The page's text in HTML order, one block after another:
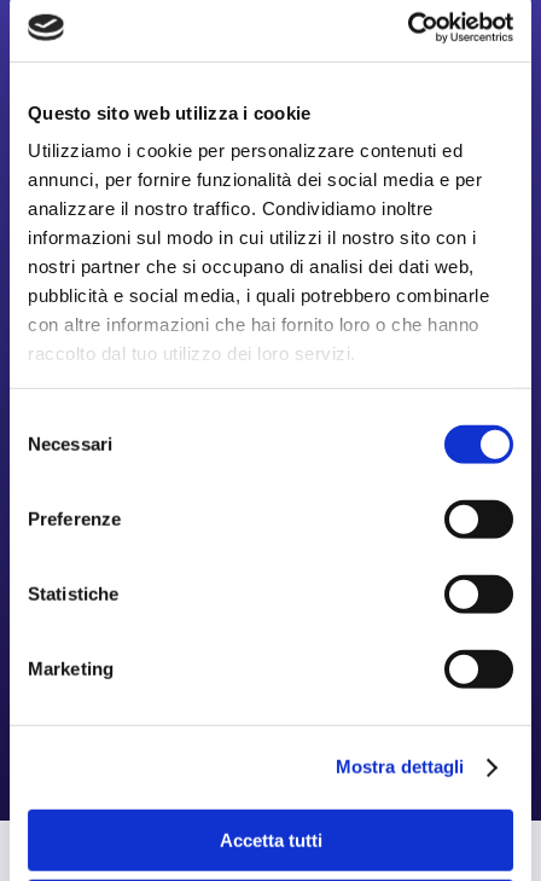
Questo sito web utilizza i cookie
Utilizziamo i cookie per personalizzare contenuti ed
annunci, per fornire funzionalità dei social media e per
analizzare il nostro traffico. Condividiamo inoltre
informazioni sul modo in cui utilizzi il nostro sito con i
nostri partner che si occupano di analisi dei dati web,
pubblicità e social media, i quali potrebbero combinarle
con altre informazioni che hai fornito loro o che hanno
raccolto dal tuo utilizzo dei loro servizi.
delNecessari
Preferenze
Statistiche
Marketing
Mostra dettagli
Accetta tutti


Time management e Presenze